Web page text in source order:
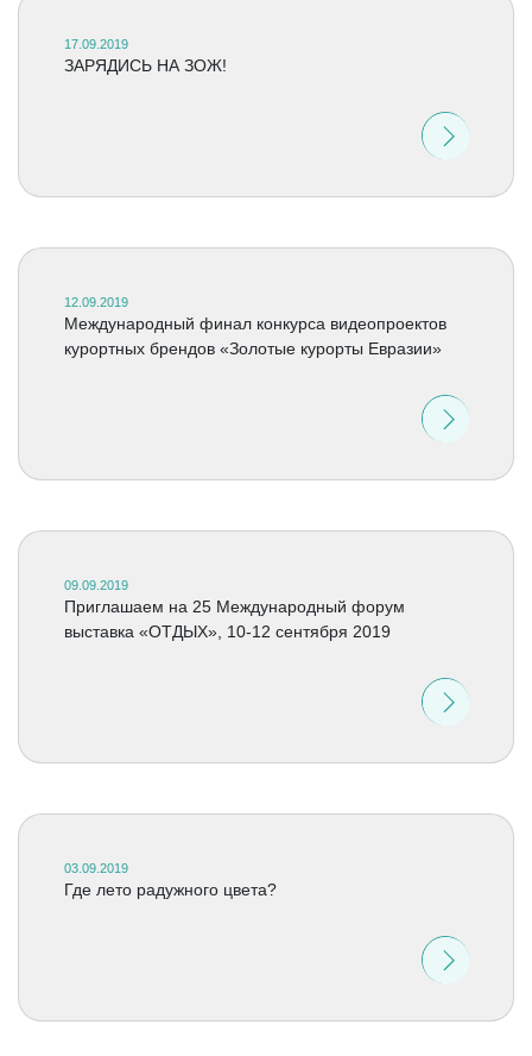
17.09.2019
ЗАРЯДИСЬ НА ЗОЖ!
12.09.2019
Международный финал конкурса видеопроектов
курортных брендов «Золотые курорты Евразии»
09.09.2019
Приглашаем на 25 Международный форум
выставка «ОТДЫХ», 10-12 сентября 2019
03.09.2019
Где лето радужного цвета?